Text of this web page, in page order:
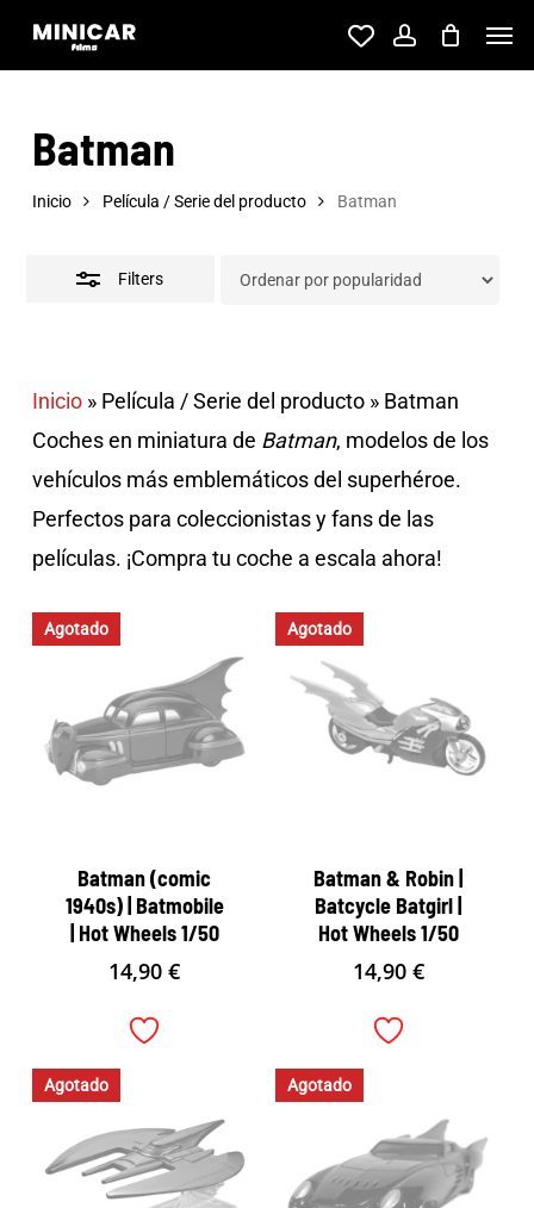
Skip
content
account
Batman
Inicio Película / Serie del producto Batman
Filters
Inicio» Película / Serie del producto» Batman
Coches en miniatura de Batman, modelos de los
vehículos más emblemáticos del superhéroe.
Perfectos para coleccionistas y fans de las
películas. ¡Compra tu coche a escala ahora!
Agotado
Batman (comic
1940s) | Batmobile
| Hot Wheels 1/50
14,90€
Agotado
Batman & Robin |
Batcycle Batgirl |
Hot Wheels 1/50
14,90 €
Agotado Agotado